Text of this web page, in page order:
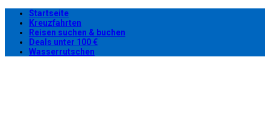
Startseite
Kreuzfahrten
Reisen suchen & buchen
Deals unter 100 €
Wasserrutschen